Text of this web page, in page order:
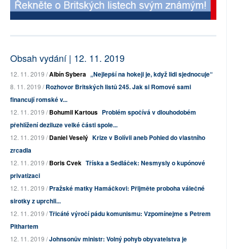
Obsah vydání | 12. 11. 2019
12. 11. 2019 /Albín Sybera „Nejlepší na hokeji je, když lidi sjednocuje“
8. 11. 2019 /Rozhovor Britských listů 245. Jak si Romové sami
financují romské v...
12. 11. 2019 /Bohumil Kartous Problém spočívá v dlouhodobém
přehlížení deziluze velké části spole...
12. 11. 2019 /Daniel Veselý Krize v Bolívii aneb Pohled do vlastního
zrcadla
12. 11. 2019 /Boris Cvek Tříska a Sedláček: Nesmysly o kupónové
privatizaci
12. 11. 2019 /Pražské matky Hamáčkovi: Přijměte proboha válečné
sirotky z uprchli...
12. 11. 2019 /Třicáté výročí pádu komunismu: Vzpomínejme s Petrem
Pithartem
12. 11. 2019 /Johnsonův ministr: Volný pohyb obyvatelstva je